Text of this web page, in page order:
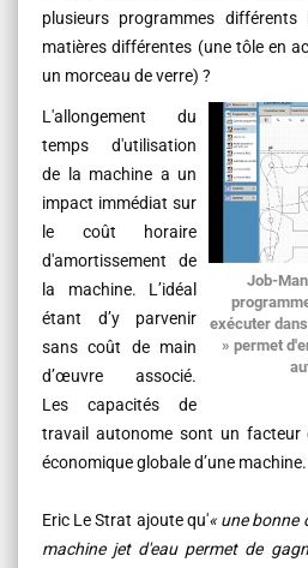
plusieurs programmes
matières différentes (une tôle en
un morceau de verre) ?
Job-
exécuter
» permet
L'allongement du
temps d'utilisation
de la machine a un
impact immédiat sur
le coût horaire
d'amortissement de
la machine. L’idéal
étant d’y parvenir
sans coût de main
d’œuvre associé.
Les capacités de
travail autonome sont un facteur
économique globale d’une machine.
Eric Le Strat ajoute qu'« une bonne
machine jet d'eau permet de